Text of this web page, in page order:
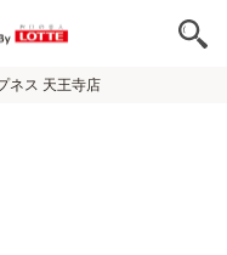
ネス 天王寺店